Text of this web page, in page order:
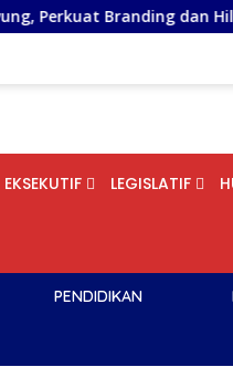
dan Hilirisasi Produk
EKSEKUTIF LEGISLATIF
PENDIDIKAN